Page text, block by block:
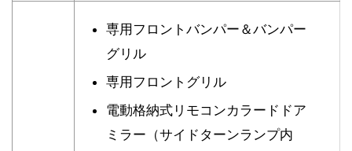
専用フロントバンパー＆バンパー
グリル
専用フロントグリル
電動格納式リモコンカラードドア
ミラー（サイドターンランプ内